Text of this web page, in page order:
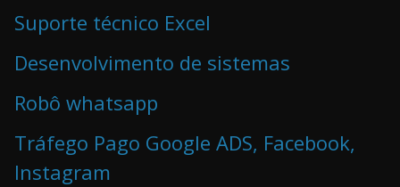
Suporte técnico Excel
Desenvolvimento de sistemas
Robô whatsapp
Tráfego Pago Google ADS, Facebook,
Instagram